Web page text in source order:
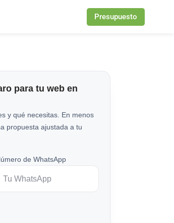
Presupuesto
para tu web en
y qué necesitas. En menos
propuesta ajustada a tu
de WhatsApp